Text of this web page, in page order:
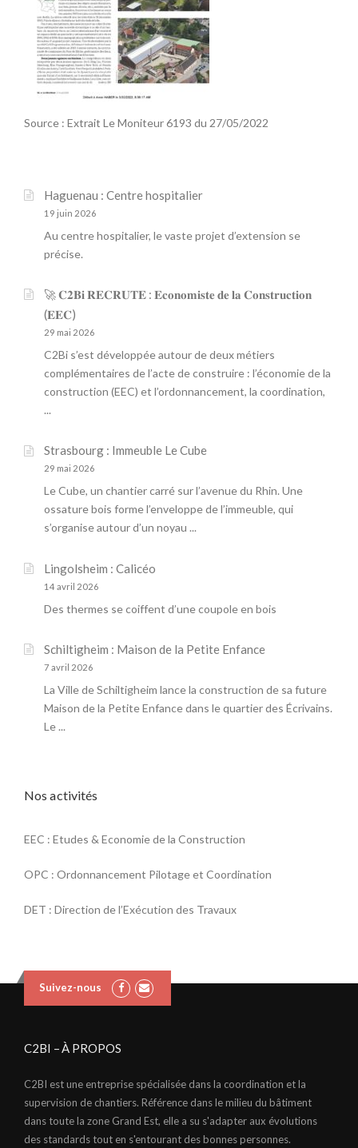
Source : Extrait Le Moniteur 6193 du 27/05/2022
Haguenau : Centre hospitalier
19 juin 2026
Au centre hospitalier, le vaste projet d’extension se
précise.
🚀 𝐂𝟐𝐁𝐢 𝐑𝐄𝐂𝐑𝐔𝐓𝐄 : 𝐄𝐜𝐨𝐧𝐨𝐦𝐢𝐬𝐭𝐞 𝐝𝐞 𝐥𝐚 𝐂𝐨𝐧𝐬𝐭𝐫𝐮𝐜𝐭𝐢𝐨𝐧
(𝐄𝐄𝐂)
29 mai 2026
C2Bi s’est développée autour de deux métiers
complémentaires de l’acte de construire : l’économie de la
construction (EEC) et l’ordonnancement, la coordination,
...
Strasbourg : Immeuble Le Cube
29 mai 2026
Le Cube, un chantier carré sur l’avenue du Rhin. Une
ossature bois forme l’enveloppe de l’immeuble, qui
s’organise autour d’un noyau ...
Lingolsheim : Calicéo
14 avril 2026
Des thermes se coiffent d’une coupole en bois
Schiltigheim : Maison de la Petite Enfance
7 avril 2026
La Ville de Schiltigheim lance la construction de sa future
Maison de la Petite Enfance dans le quartier des Écrivains.
Le ...
Nos activités
EEC : Etudes & Economie de la Construction
OPC : Ordonnancement Pilotage et Coordination
DET : Direction de l’Exécution des Travaux
Suivez-nous
C2BI – À PROPOS
C2BI est une entreprise spécialisée dans la coordination et la
supervision de chantiers. Référence dans le milieu du bâtiment
dans toute la zone Grand Est, elle a su s'adapter aux évolutions
des standards tout en s'entourant des bonnes personnes.